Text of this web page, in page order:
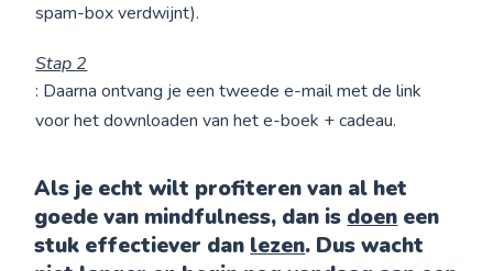
spam-box verdwijnt).
Stap 2
: Daarna ontvang je een tweede e-mail met de link
voor het downloaden van het e-boek + cadeau.
Als je echt wilt profiteren van al het
goede van mindfulness, dan isdoeneen
stuk effectiever danlezen. Dus wacht